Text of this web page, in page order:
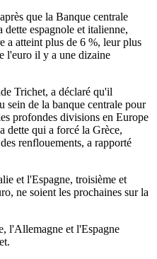
que la Banque centrale
dette espagnole et italienne,
a atteint plus de 6 %, leur plus
l'euro il y a une dizaine
Trichet, a déclaré qu'il
sein de la banque centrale pour
profondes divisions en Europe
dette qui a forcé la Grèce,
renflouements, a rapporté
et l'Espagne, troisième et
ne soient les prochaines sur la
l'Allemagne et l'Espagne